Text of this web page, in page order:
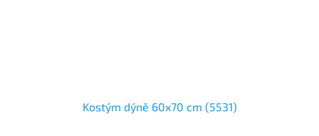
Kostým dýně 60x70 cm (5531)